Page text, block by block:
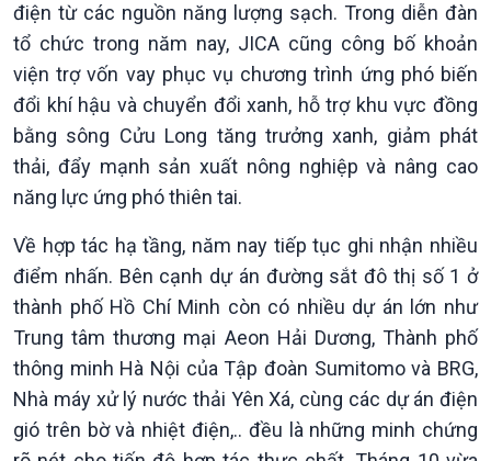
điện từ các nguồn năng lượng sạch. Trong diễn đàn
tổ chức trong năm nay, JICA cũng công bố khoản
viện trợ vốn vay phục vụ chương trình ứng phó biến
đổi khí hậu và chuyển đổi xanh, hỗ trợ khu vực đồng
bằng sông Cửu Long tăng trưởng xanh, giảm phát
thải, đẩy mạnh sản xuất nông nghiệp và nâng cao
năng lực ứng phó thiên tai.
Về hợp tác hạ tầng, năm nay tiếp tục ghi nhận nhiều
điểm nhấn. Bên cạnh dự án đường sắt đô thị số 1 ở
thành phố Hồ Chí Minh còn có nhiều dự án lớn như
Trung tâm thương mại Aeon Hải Dương, Thành phố
thông minh Hà Nội của Tập đoàn Sumitomo và BRG,
Nhà máy xử lý nước thải Yên Xá, cùng các dự án điện
gió trên bờ và nhiệt điện,.. đều là những minh chứng